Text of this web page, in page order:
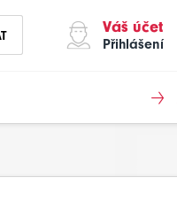
Váš účet
Přihlášení